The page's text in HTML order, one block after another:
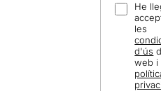
He
les
d'ús
web i